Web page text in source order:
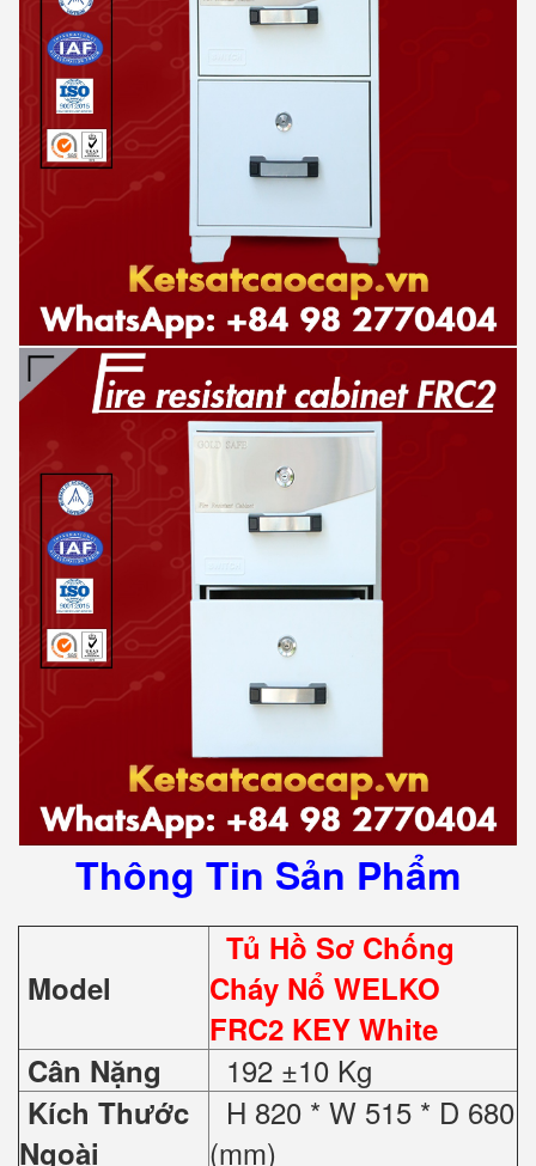
Thông Tin Sản Phẩm
Model
Tủ Hồ Sơ Chống
Cháy Nổ WELKO
FRC2 KEY White
Cân Nặng
192 ±10 Kg
Kích Thước
Ngoài
H 820 * W 515 * D 680
(mm)